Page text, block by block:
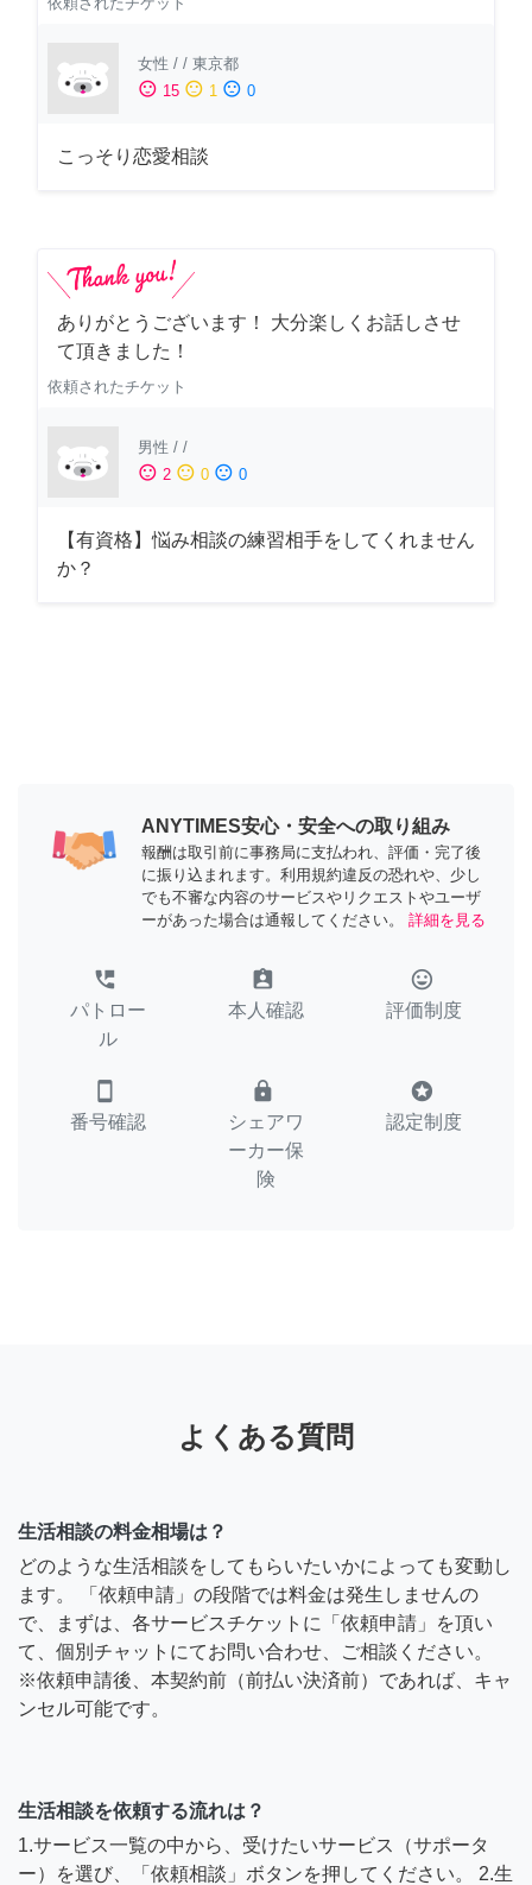
女性 / / 東京都
sentiment_satisfied 15 sentiment_neutral 1 sentiment_dissatisfied 0
こっそり恋愛相談
ありがとうございます！ 大分楽しくお話しさせ
て頂きました！
依頼されたチケット
男性 / /
sentiment_satisfied 2 sentiment_neutral 0 sentiment_dissatisfied 0
【有資格】悩み相談の練習相手をしてくれません
か？
ANYTIMES安心・安全への取り組み
報酬は取引前に事務局に支払われ、評価・完了後
に振り込まれます。利用規約違反の恐れや、少し
でも不審な内容のサービスやリクエストやユーザ
ーがあった場合は通報してください。
詳細を見る
perm_phone_msg
パトロー
ル
assignment_ind
本人確認
tag_faces
評価制度
smartphone
番号確認
lock
シェアワ
ーカー保
険
stars
認定制度
よくある質問
生活相談の料金相場は？
どのような生活相談をしてもらいたいかによっても変動し
ます。 「依頼申請」の段階では料金は発生しませんの
で、まずは、各サービスチケットに「依頼申請」を頂い
て、個別チャットにてお問い合わせ、ご相談ください。
※依頼申請後、本契約前（前払い決済前）であれば、キャ
ンセル可能です。
生活相談を依頼する流れは？
1.サービス一覧の中から、受けたいサービス（サポータ
ー）を選び、「依頼相談」ボタンを押してください。 2.生